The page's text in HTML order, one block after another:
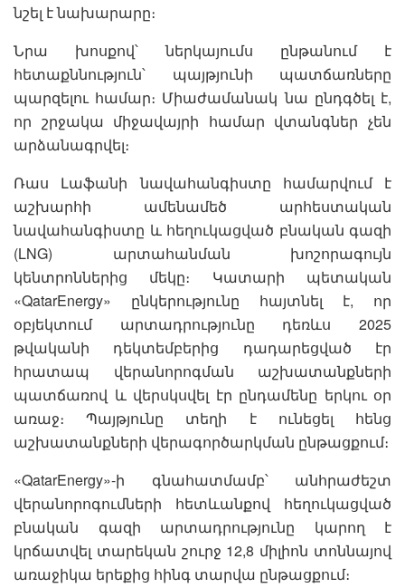
նշել է նախարարը։
Նրա խոսքով՝ ներկայումս ընթանում է
հետաքննություն՝ պայթյունի պատճառները
պարզելու համար։ Միաժամանակ նա ընդգծել է,
որ շրջակա միջավայրի համար վտանգներ չեն
արձանագրվել։
Ռաս Լաֆանի նավահանգիստը համարվում է
աշխարհի ամենամեծ արհեստական
նավահանգիստը և հեղուկացված բնական գազի
(LNG) արտահանման խոշորագույն
կենտրոններից մեկը։ Կատարի պետական
«QatarEnergy» ընկերությունը հայտնել է, որ
օբյեկտում արտադրությունը դեռևս 2025
թվականի դեկտեմբերից դադարեցված էր
հրատապ վերանորոգման աշխատանքների
պատճառով և վերսկսվել էր ընդամենը երկու օր
առաջ։ Պայթյունը տեղի է ունեցել հենց
աշխատանքների վերագործարկման ընթացքում։
«QatarEnergy»-ի գնահատմամբ՝ անհրաժեշտ
վերանորոգումների հետևանքով հեղուկացված
բնական գազի արտադրությունը կարող է
կրճատվել տարեկան շուրջ 12,8 միլիոն տոննայով
առաջիկա երեքից հինգ տարվա ընթացքում։